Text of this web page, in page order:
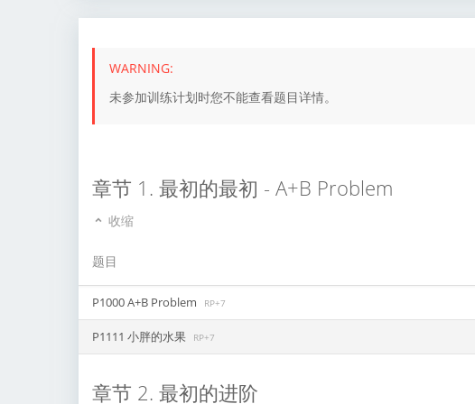
未参加训练计划时您不能查看题目详情。
章节 1. 最初的最初 - A+B Problem
收缩
题目
P1000 A+B Problem RP+7
P1111 小胖的水果 RP+7
章节 2. 最初的进阶